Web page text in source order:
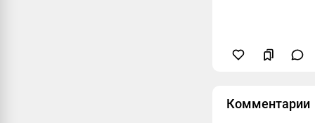
Комментарии